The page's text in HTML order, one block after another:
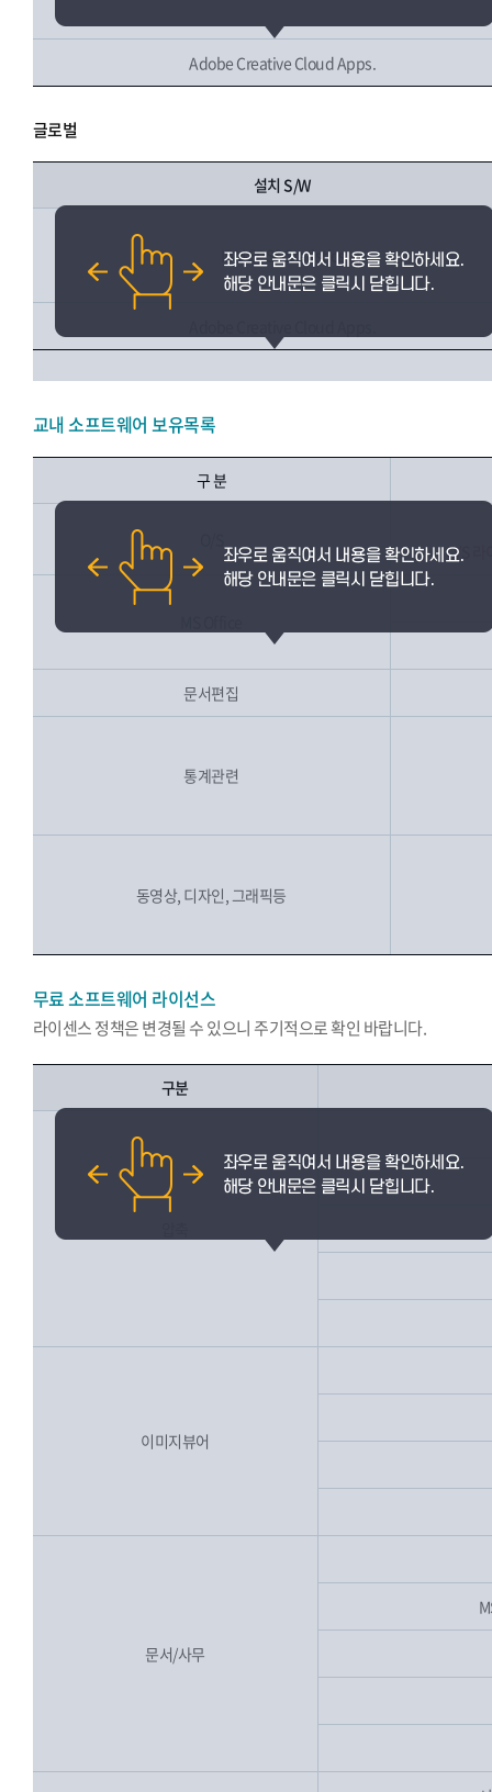
Adobe Creative Cloud Apps.
글로벌
설치 S/W
IBM SPSS Statistics
교내 소프트웨어 보유목록
구 분
O/S 라
문서편집
통계관련
동영상, 디자인, 그래픽등
무료 소프트웨어 라이선스
라이센스 정책은 변경될 수 있으니 주기적으로 확인 바랍니다.
구분
이미지뷰어
문서/사무